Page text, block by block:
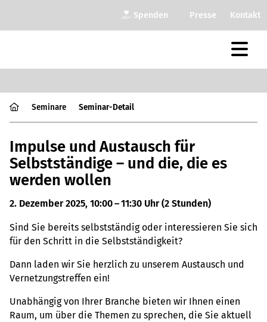
Spenden Presse Kontakt
Semi­nare Semi­nar-Detail
Impulse und Austausch für
Selbstständige – und die, die es
werden wollen
2. Dezember 2025, 10:00 – 11:30 Uhr(2 Stunden)
Sind Sie bereits selbst­stän­dig oder inter­es­sie­ren Sie sich
für den Schritt in die Selbst­stän­dig­keit?
Dann laden wir Sie herz­lich zu unse­rem Aus­tausch und
Ver­net­zungs­tref­fen ein!
Unab­hän­gig von Ihrer Bran­che bieten wir Ihnen einen
Raum, um über die Themen zu spre­chen, die Sie aktu­ell